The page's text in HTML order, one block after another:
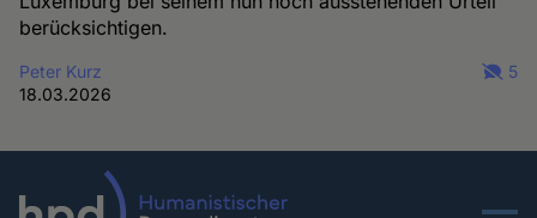
berücksichtigen.
Peter Kurz
18.03.2026
5